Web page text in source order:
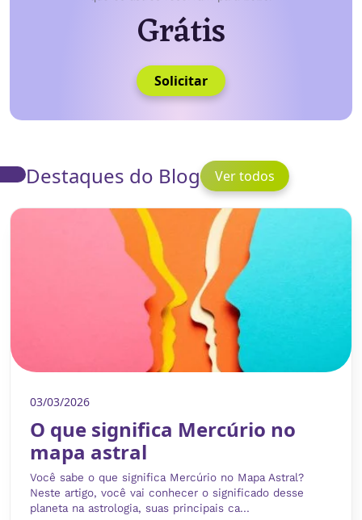
Grátis
Solicitar
Destaques do Blog Ver todos
03/03/2026
O que significa Mercúrio no
mapa astral
Você sabe o que significa Mercúrio no Mapa Astral?
Neste artigo, você vai conhecer o significado desse
planeta na astrologia, suas principais ca...